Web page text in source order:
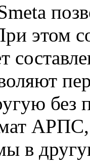
этом
без
в